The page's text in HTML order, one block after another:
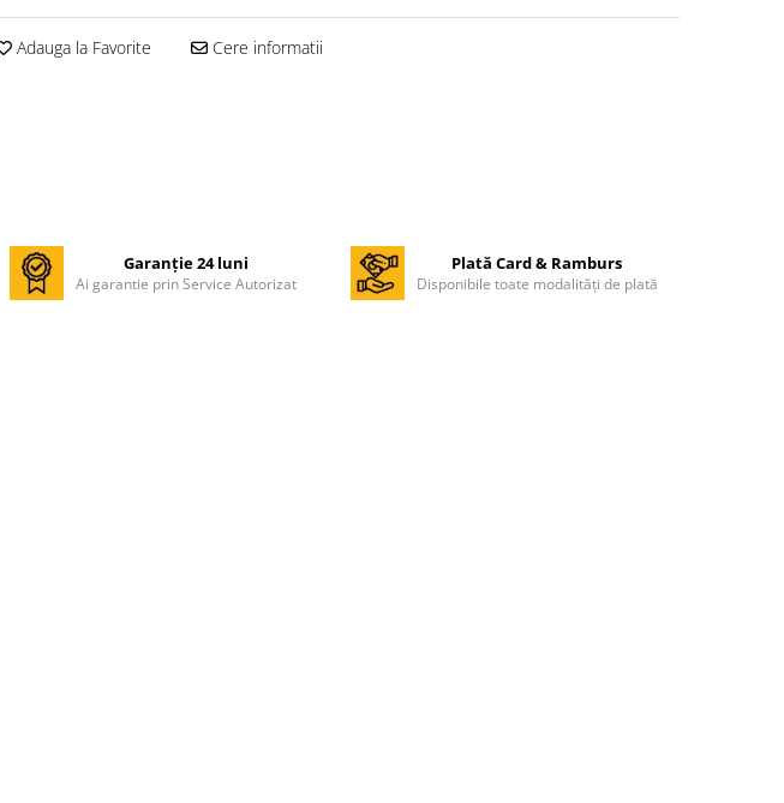
Adauga la Favorite Cere informatii
Garanție 24 luni
Ai garantie prin Service Autorizat
Plată Card & Ramburs
Disponibile toate modalități de plată